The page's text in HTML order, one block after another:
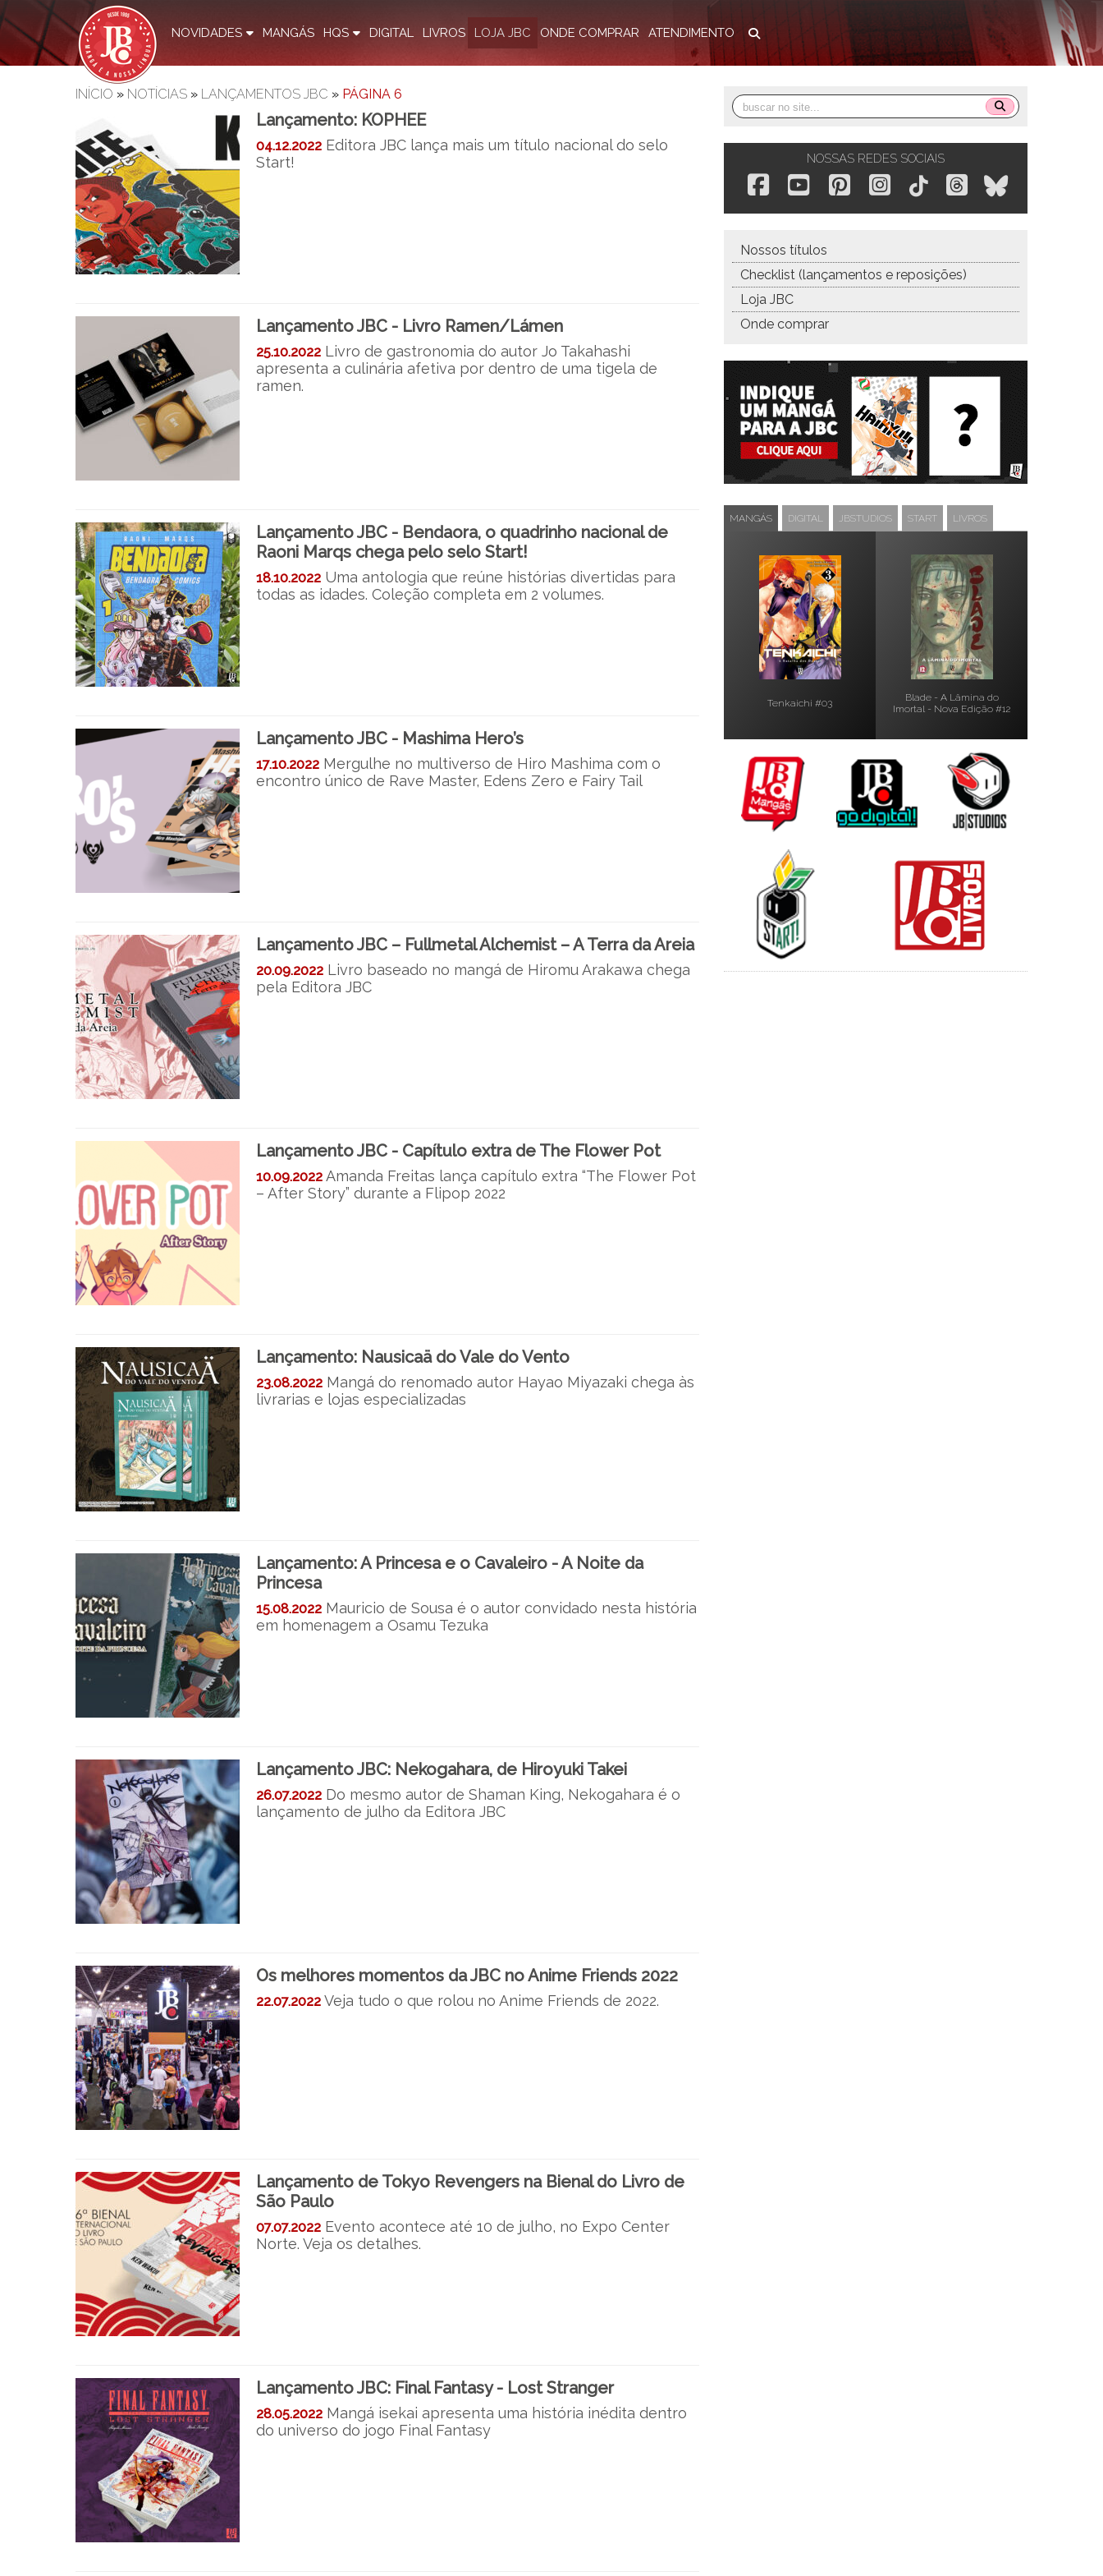
NOVIDADES MANGÁS HQS DIGITAL LIVROS LOJA JBC ONDE COMPRAR ATENDIMENTO
INÍCIO » NOTÍCIAS » LANÇAMENTOS JBC » PÁGINA 6
Lançamento: KOPHEE
04.12.2022 Editora JBC lança mais um título nacional do selo
Start!
Lançamento JBC - Livro Ramen/Lámen
25.10.2022 Livro de gastronomia do autor Jo Takahashi
apresenta a culinária afetiva por dentro de uma tigela de
ramen.
Lançamento JBC - Bendaora, o quadrinho nacional de
Raoni Marqs chega pelo selo Start!
18.10.2022 Uma antologia que reúne histórias divertidas para
todas as idades. Coleção completa em 2 volumes.
Lançamento JBC - Mashima Hero’s
17.10.2022 Mergulhe no multiverso de Hiro Mashima com o
encontro único de Rave Master, Edens Zero e Fairy Tail
Lançamento JBC – Fullmetal Alchemist – A Terra da Areia
20.09.2022 Livro baseado no mangá de Hiromu Arakawa chega
pela Editora JBC
Lançamento JBC - Capítulo extra de The Flower Pot
10.09.2022 Amanda Freitas lança capítulo extra “The Flower Pot
– After Story” durante a Flipop 2022
Lançamento: Nausicaä do Vale do Vento
23.08.2022 Mangá do renomado autor Hayao Miyazaki chega às
livrarias e lojas especializadas
Lançamento: A Princesa e o Cavaleiro - A Noite da
Princesa
15.08.2022 Mauricio de Sousa é o autor convidado nesta história
em homenagem a Osamu Tezuka
Lançamento JBC: Nekogahara, de Hiroyuki Takei
26.07.2022 Do mesmo autor de Shaman King, Nekogahara é o
lançamento de julho da Editora JBC
Os melhores momentos da JBC no Anime Friends 2022
22.07.2022 Veja tudo o que rolou no Anime Friends de 2022.
Lançamento de Tokyo Revengers na Bienal do Livro de
São Paulo
07.07.2022 Evento acontece até 10 de julho, no Expo Center
Norte. Veja os detalhes.
Lançamento JBC: Final Fantasy - Lost Stranger
28.05.2022 Mangá isekai apresenta uma história inédita dentro
do universo do jogo Final Fantasy
NOSSAS REDES SOCIAIS
Nossos títulos
Checklist (lançamentos e reposições)
Loja JBC
Onde comprar
MANGÁS DIGITAL JBSTUDIOS START LIVROS
Tenkaichi #03
Blade - A Lâmina do
Imortal - Nova Edição #12